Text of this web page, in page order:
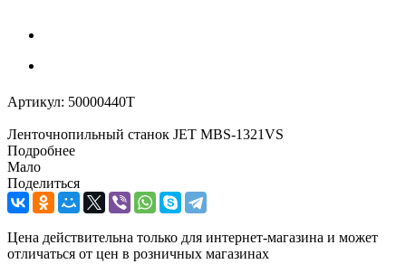
Артикул: 50000440T
Ленточнопильный станок JET MBS-1321VS
Подробнее
Мало
Поделиться
Цена действительна только для интернет-магазина и может
отличаться от цен в розничных магазинах